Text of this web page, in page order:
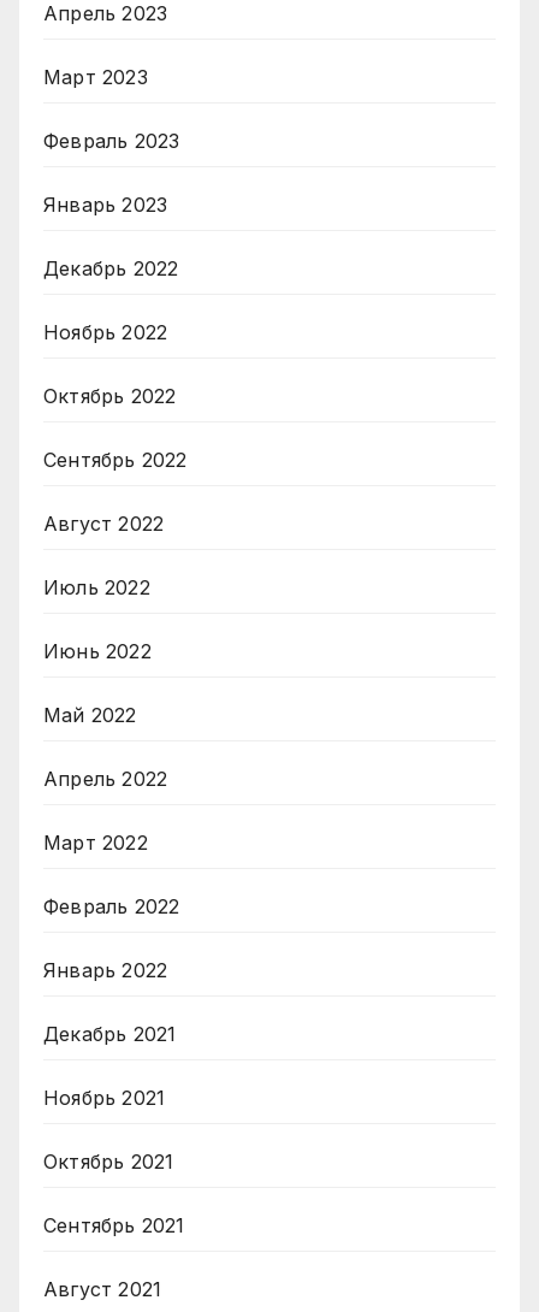
Апрель 2023
Март 2023
Февраль 2023
Январь 2023
Декабрь 2022
Ноябрь 2022
Октябрь 2022
Сентябрь 2022
Август 2022
Июль 2022
Июнь 2022
Май 2022
Апрель 2022
Март 2022
Февраль 2022
Январь 2022
Декабрь 2021
Ноябрь 2021
Октябрь 2021
Сентябрь 2021
Август 2021